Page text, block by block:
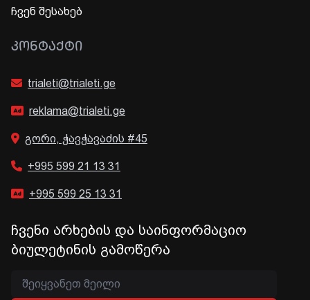
ჩვენ შესახებ
ᲙᲝᲜᲢᲐᲥᲢᲘ
trialeti@trialeti.ge
reklama@trialeti.ge
გორი, ჭავჭავაძის #45
+995 599 21 13 31
+995 599 25 13 31
ჩვენი არხების და საინფორმაციო
ბიულეტინის გამოწერა